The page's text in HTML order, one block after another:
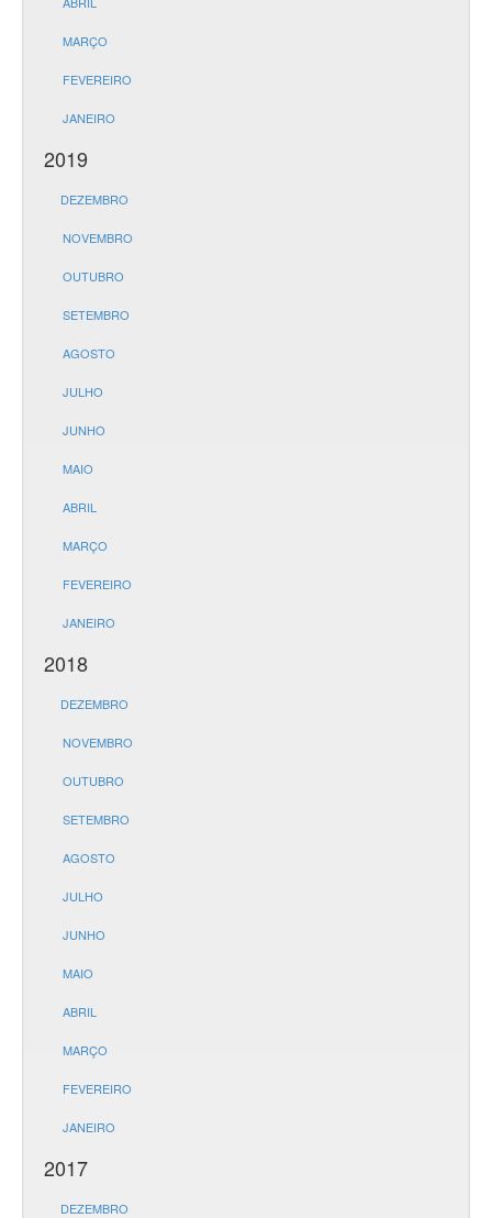
MARÇO
FEVEREIRO
JANEIRO
2019
DEZEMBRO
NOVEMBRO
OUTUBRO
SETEMBRO
AGOSTO
JULHO
JUNHO
MAIO
ABRIL
MARÇO
FEVEREIRO
JANEIRO
2018
DEZEMBRO
NOVEMBRO
OUTUBRO
SETEMBRO
AGOSTO
JULHO
JUNHO
MAIO
ABRIL
MARÇO
FEVEREIRO
JANEIRO
2017
DEZEMBRO